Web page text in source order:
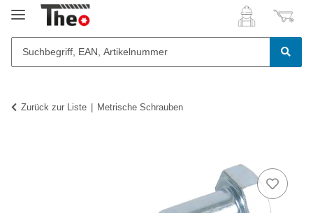
Zurück zur Liste Metrische Schrauben